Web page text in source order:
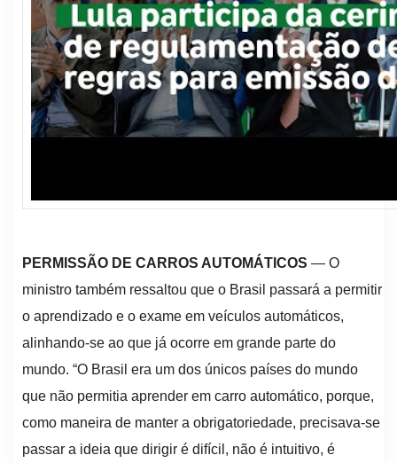
PERMISSÃO DE CARROS AUTOMÁTICOS — O
ministro também ressaltou que o Brasil passará a permitir
o aprendizado e o exame em veículos automáticos,
alinhando-se ao que já ocorre em grande parte do
mundo. “O Brasil era um dos únicos países do mundo
que não permitia aprender em carro automático, porque,
como maneira de manter a obrigatoriedade, precisava-se
passar a ideia que dirigir é difícil, não é intuitivo, é